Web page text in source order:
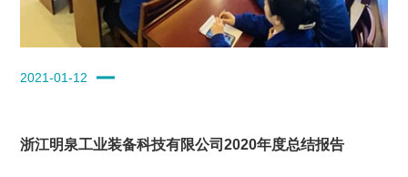
2021-01-12
浙江明泉工业装备科技有限公司2020年度总结报告